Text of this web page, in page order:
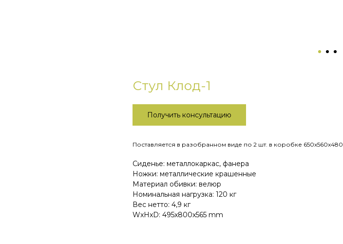
Стул Клод-1
Получить консультацию
Поставляется в разобранном виде по 2 шт. в коробке 650х560х480
Сиденье: металлокаркас, фанера
Ножки: металлические крашенные
Материал обивки: велюр
Номинальная нагрузка: 120 кг
Вес нетто: 4,9 кг
WxHxD: 495x800x565 mm